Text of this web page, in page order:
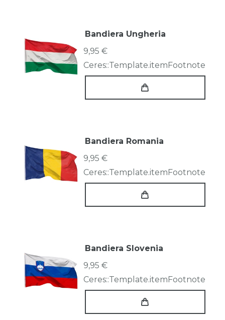
Bandiera Ungheria
9,95 €
Ceres::Template.itemFootnote
Bandiera Romania
9,95 €
Ceres::Template.itemFootnote
Bandiera Slovenia
9,95 €
Ceres::Template.itemFootnote